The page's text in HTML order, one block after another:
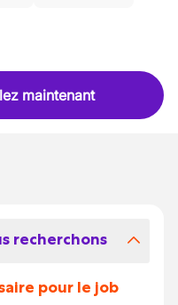
maintenant
recherchons
pour le job